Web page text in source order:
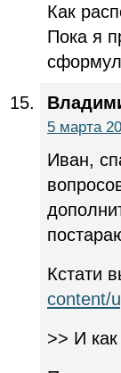
Как
Пока я
5 марта
Иван,
Кстати
content/
>> И